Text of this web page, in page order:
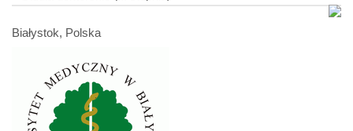
Białystok, Polska